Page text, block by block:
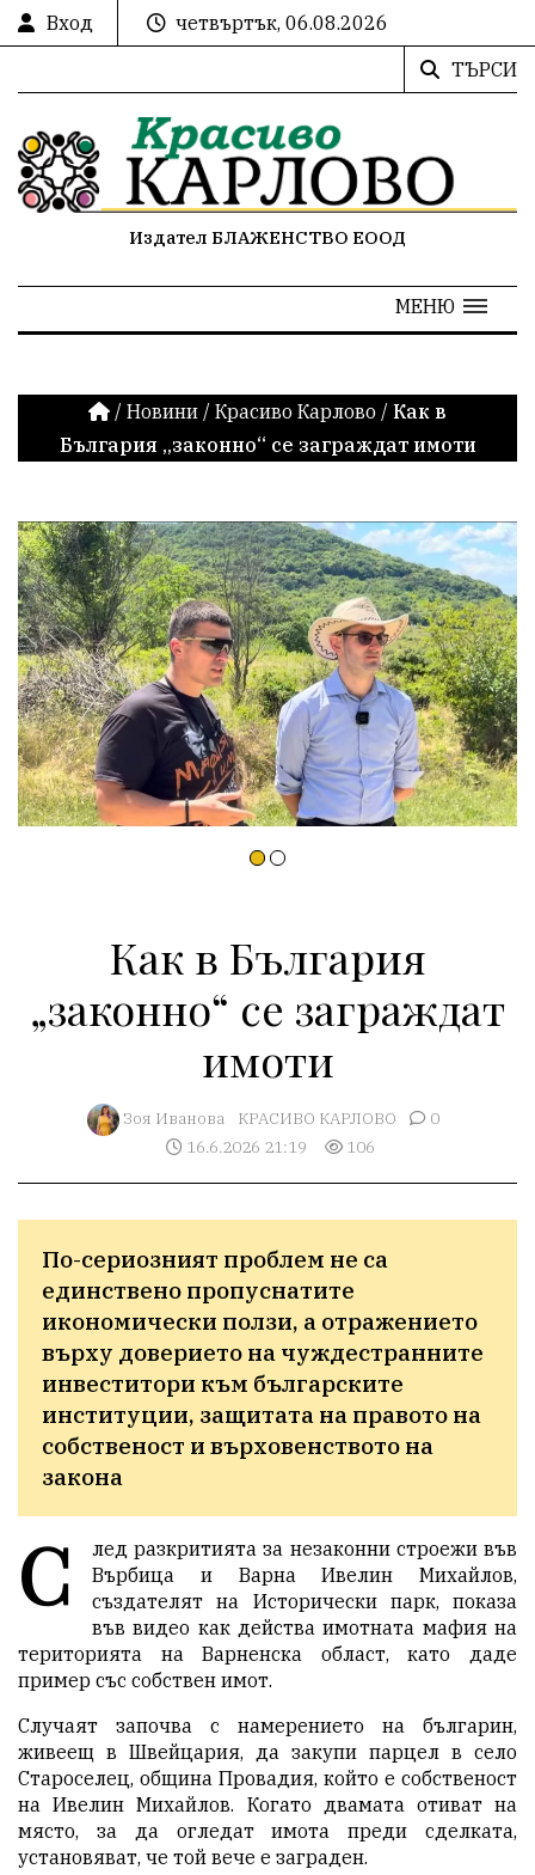
Вход
четвъртък, 06.08.2026
ТЪРСИ
Издател БЛАЖЕНСТВО ЕООД
МЕНЮ
/ Новини / Красиво Карлово / Как в
България „законно“ се заграждат имоти
Как в България
„законно“ се заграждат
имоти
Зоя Иванова КРАСИВО КАРЛОВО
0
16.6.2026 21:19
106
По-сериозният проблем не са
единствено пропуснатите
икономически ползи, а отражението
върху доверието на чуждестранните
инвеститори към българските
институции, защитата на правото на
собственост и върховенството на
закона
С
лед разкритията за незаконни строежи във
Върбица и Варна Ивелин Михайлов,
създателят на Исторически парк, показа
във видео как действа имотната мафия на
територията на Варненска област, като даде
пример със собствен имот.
Случаят започва с намерението на българин,
живеещ в Швейцария, да закупи парцел в село
Староселец, община Провадия, който е собственост
на Ивелин Михайлов. Когато двамата отиват на
място, за да огледат имота преди сделката,
установяват, че той вече е заграден.